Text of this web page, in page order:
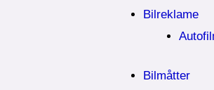
Bilreklame
Bilmåtter